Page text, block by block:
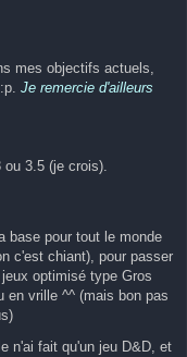
mes objectifs actuels,
Je remercie d'ailleurs
ou 3.5 (je crois).
base pour tout le monde
c'est chiant), pour passer
optimisé type Gros
en vrille ^^ (mais bon pas
n'ai fait qu'un jeu D&D, et